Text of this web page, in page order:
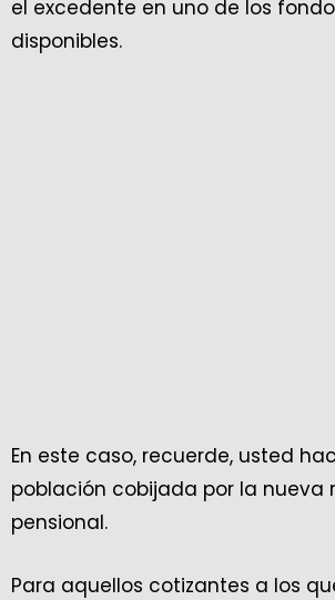
el excedente en uno de los
disponibles.
En este caso, recuerde, usted
población cobijada por la nueva
pensional.
Para aquellos cotizantes a los